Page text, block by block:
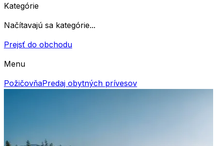
Kategórie
Načítavajú sa kategórie...
Prejsť do obchodu
Menu
PožičovňaPredaj obytných prívesov